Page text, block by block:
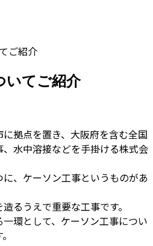
ご紹介
いてご紹介
拠点を置き、大阪府を含む全国
水中溶接などを手掛ける株式会
、ケーソン工事というものがあ
るうえで重要な工事です。
環として、ケーソン工事につい